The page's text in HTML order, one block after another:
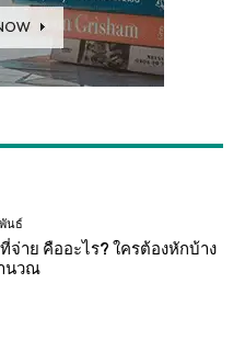
นธ์
าย คืออะไร? ใครต้องหักบ้าง
นวณ